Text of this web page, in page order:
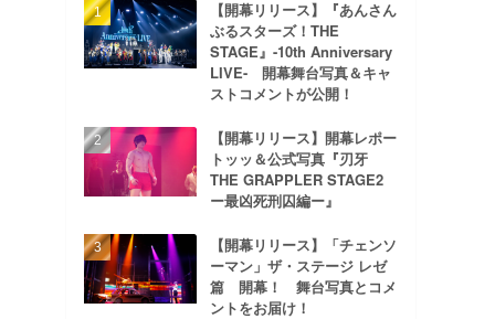
【開幕リリース】『あんさん
ぶるスターズ！THE
STAGE』-10th Anniversary
LIVE- 開幕舞台写真＆キャ
ストコメントが公開！
【開幕リリース】開幕レポー
トッッ＆公式写真『刃牙
THE GRAPPLER STAGE2
ー最凶死刑囚編ー』
【開幕リリース】「チェンソ
ーマン」ザ・ステージ レゼ
篇 開幕！ 舞台写真とコメ
ントをお届け！